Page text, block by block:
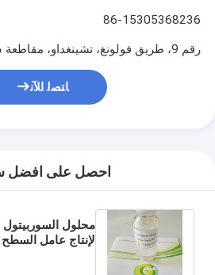
86-15305368236
رقم 9، طريق فولونغ، تشينغداو، مقاطعة شاندونغ، الصين
ﺎﺘﺼﻟ ﺍﻶﻧ
احصل على افضل